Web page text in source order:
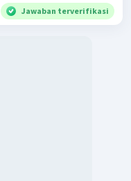
Jawaban terverifikasi